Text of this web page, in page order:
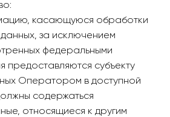
касающуюся обработки
за исключением
федеральными
предоставляются субъекту
Оператором в доступной
содержаться
относящиеся к другим